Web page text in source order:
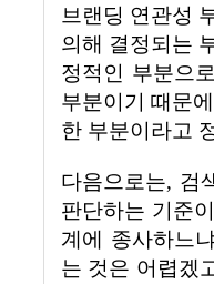
브랜딩 연관성
의해 결정되는
정적인 부분으
부분이기 때문
한 부분이라고
다음으로는, 검
판단하는 기준
계에 종사하느
는 것은 어렵겠